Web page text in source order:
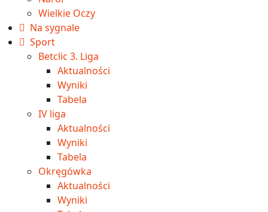
Wielkie Oczy
Na sygnale
Sport
Betclic 3. Liga
Aktualności
Wyniki
Tabela
IV liga
Aktualności
Wyniki
Tabela
Okręgówka
Aktualności
Wyniki